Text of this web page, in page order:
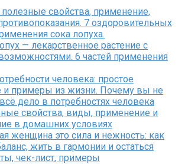
полезные свойства, применение,
7 оздоровительных
сока лопуха.
— лекарственное растение с
6 частей применения
человека: простое
и примеры из жизни. Почему вы не
дело в потребностях человека
свойства, виды, применение и
в домашних условиях
женщина это сила и нежность: как
жить в гармонии и остаться
чек-лист, примеры